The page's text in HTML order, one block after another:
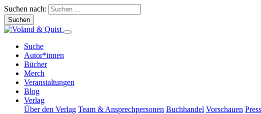
Suchen nach:
Suche
Autor*innen
Bücher
Merch
Veranstaltungen
Blog
Verlag
Über den Verlag Team & Ansprechpersonen Buchhandel Vorschauen